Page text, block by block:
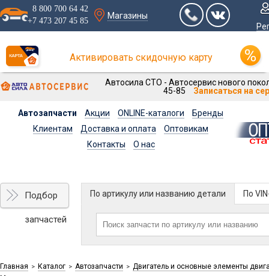
8 800 700 64 42
+7 473 207 45 85
Магазины
Активировать скидочную карту
Автосила СТО - Автосервис нового
45-85
Записаться на
Автозапчасти Акции ONLINE-каталоги
Бренды
Клиентам
Доставка и оплата
Оптовикам
Контакты
О нас
Подбор
запчастей
По артикулу или названию детали По
Главная > Каталог > Автозапчасти > Двигатель и основные элементы